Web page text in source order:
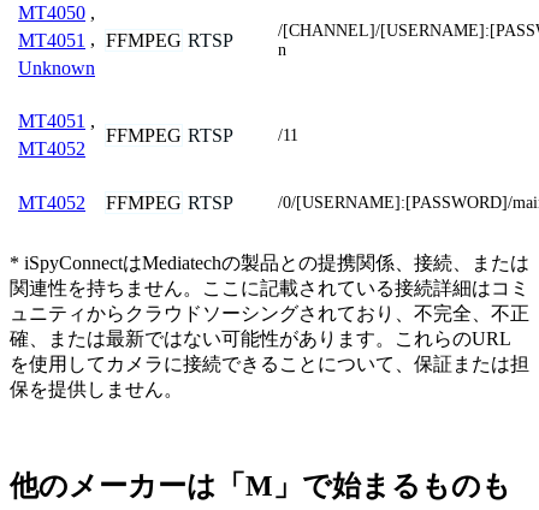
MT4050 ,
MT4051 ,
Unknown
FFMPEG RTSP
/[CHANNEL]/
n
MT4051 ,
MT4052
FFMPEG RTSP /11
MT4052 FFMPEG RTSP /0/[USERNAME]:[PASSWORD]/
* iSpyConnectはMediatechの製品との提携関係、接続、または
関連性を持ちません。ここに記載されている接続詳細はコミ
ュニティからクラウドソーシングされており、不完全、不正
確、または最新ではない可能性があります。これらのURL
を使用してカメラに接続できることについて、保証または担
保を提供しません。
他のメーカーは「M」で始まるものも